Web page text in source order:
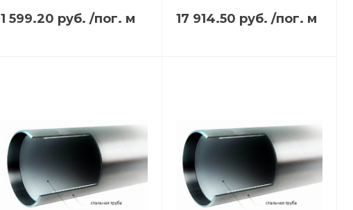
1 599.20 руб. /пог. м 17 914.50 руб. /пог. м